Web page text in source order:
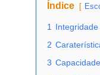
Índice
1
2
3